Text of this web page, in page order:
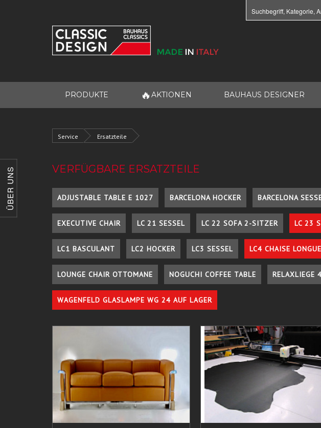
ÜBER UNS
PRODUKTE 🔥 AKTIONEN BAUHAUS DESIGNER
Service Ersatzteile
VERFÜGBARE ERSATZTEILE
ADJUSTABLE TABLE E 1027 BARCELONA HOCKER BARCELONA
EXECUTIVE CHAIR LC 21 SESSEL LC 22 SOFA 2-SITZER LC 23
LC1 BASCULANT LC2 HOCKER LC3 SESSEL LC4 CHAISE LONGUE
LOUNGE CHAIR OTTOMANE NOGUCHI COFFEE TABLE RELAXLIEGE
WAGENFELD GLASLAMPE WG 24 AUF LAGER